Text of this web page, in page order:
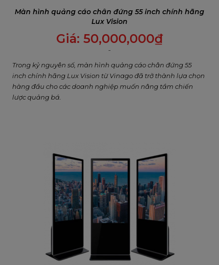
Màn hình quảng cáo chân đứng 55 inch chính hãng
Lux Vision
Giá: 50,000,000₫
Trong kỷ nguyên số, màn hình quảng cáo chân đứng 55
inch chính hãng Lux Vision từ Vinago đã trở thành lựa chọn
hàng đầu cho các doanh nghiệp muốn nâng tầm chiến
lược quảng bá.